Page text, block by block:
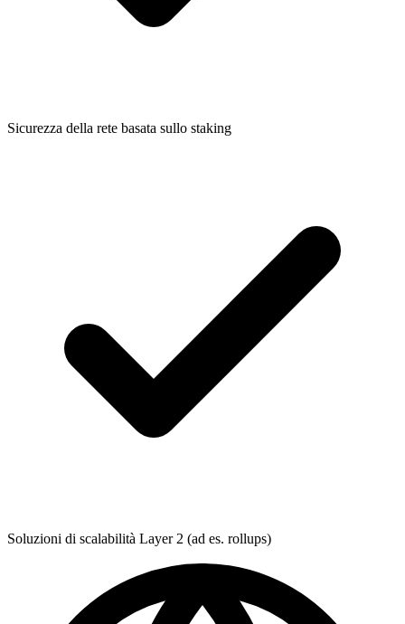
Sicurezza della rete basata sullo staking
Soluzioni di scalabilità Layer 2 (ad es. rollups)